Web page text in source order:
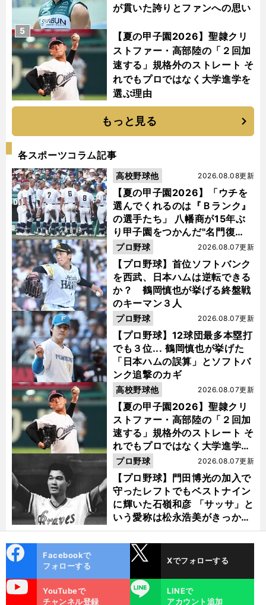
】・、
幻
ち
」
が貫いた誇りとファンへの思い
【夏の甲子園2026】聖隷クリ
ストファー・高部陸の「２回加
速する」規格外のストレート そ
れでもプロではなく大学進学を
選ぶ理由
5
もっと見る
各スポーツコラム記事
【夏の甲子園2026】「ウチを
選んでくれるのは『Ｂランク』
の選手たち」 八幡商が15年ぶ
り甲子園をつかんだ"名門復
活"の舞台裏
2026.08.08更新
高校野球他
【プロ野球】首位ソフトバンク
を西武、日本ハムは逆転できる
か？ 鶴岡慎也が挙げる終盤戦
のキーマン３人
2026.08.07更新
プロ野球
【プロ野球】12球団最多本塁打
でも３位... 鶴岡慎也が挙げた
「日本ハムの誤算」とソフトバ
ンク追撃のカギ
2026.08.07更新
プロ野球
【夏の甲子園2026】聖隷クリ
ストファー・高部陸の「２回加
速する」規格外のストレート そ
れでもプロではなく大学進学を
選ぶ理由
2026.08.07更新
高校野球他
【プロ野球】門田博光の加入で
守ったレフトでもベストナイン
に輝いた石嶺和彦 「サッサ」と
いう愛称は松永浩美がきっか
け？
2026.08.07更新
プロ野球
ok
Facebookで
フォローする
Xでフォローする
YouTubeで
チャンネル登録
LINE
LINEで
アカウント追加